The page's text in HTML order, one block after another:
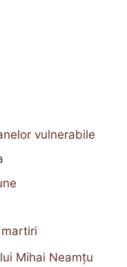
vulnerabile
Mihai Neamțu